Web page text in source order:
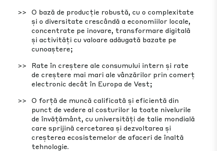
O bază de producție robustă, cu o complexitate
și o diversitate crescândă a economiilor locale,
concentrate pe inovare, transformare digitală
și activități cu valoare adăugată bazate pe
cunoaștere;
Rate în creștere ale consumului intern și rate
de creștere mai mari ale vânzărilor prin comerț
electronic decât în Europa de Vest;
O forță de muncă calificată și eficientă din
punct de vedere al costurilor la toate nivelurile
de învățământ, cu universități de talie mondială
care sprijină cercetarea și dezvoltarea și
creșterea ecosistemelor de afaceri de înaltă
tehnologie.